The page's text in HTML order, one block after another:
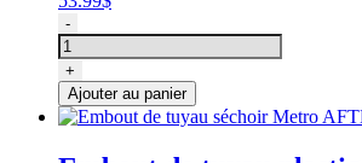
quantité
de
Brosse
moteur
séchoir
Metro
-
+
Ajouter au panier